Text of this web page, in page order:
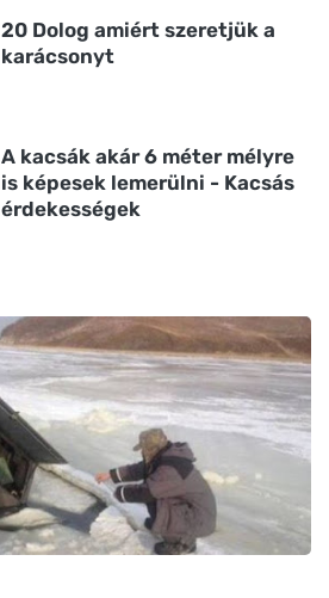
20 Dolog amiért szeretjük a
karácsonyt
A kacsák akár 6 méter mélyre
is képesek lemerülni - Kacsás
érdekességek